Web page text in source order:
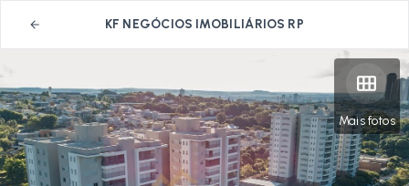
KF NEGÓCIOS IMOBILIÁRIOS RP
Mais fotos